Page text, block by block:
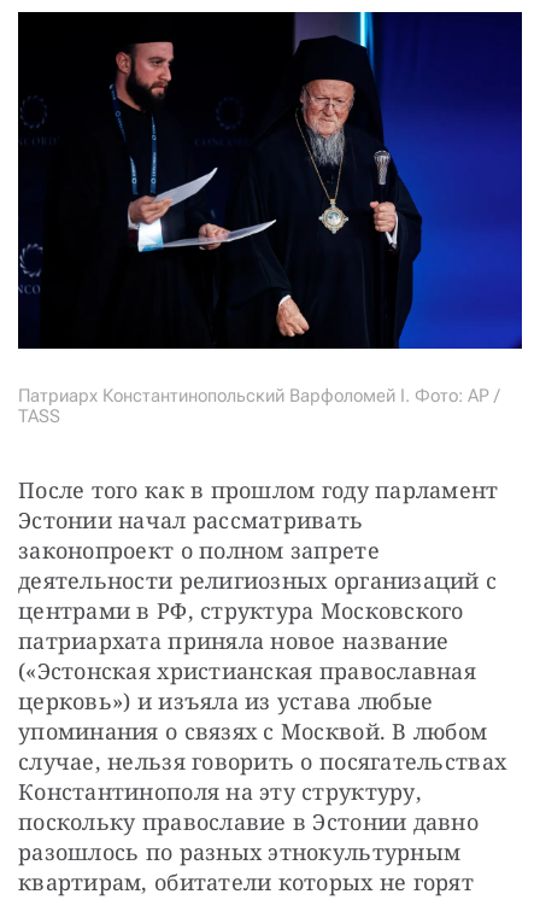
Патриарх Константинопольский Варфоломей I. Фото: AP /
TASS
После того как в прошлом году парламент
Эстонии начал рассматривать
законопроект о полном запрете
деятельности религиозных организаций с
центрами в РФ, структура Московского
патриархата приняла новое название
(«Эстонская христианская православная
церковь») и изъяла из устава любые
упоминания о связях с Москвой. В любом
случае, нельзя говорить о посягательствах
Константинополя на эту структуру,
поскольку православие в Эстонии давно
разошлось по разных этнокультурным
квартирам, обитатели которых не горят